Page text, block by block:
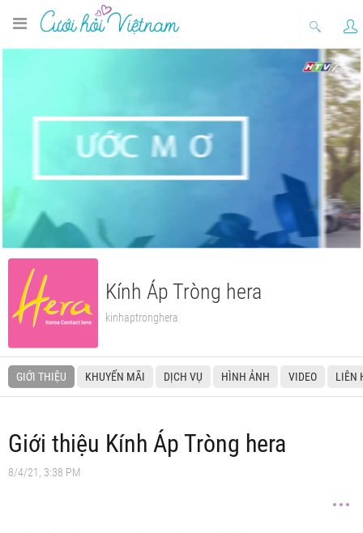
Kính Áp Tròng hera
kinhaptronghera
GIỚI THIỆU KHUYẾN MÃI DỊCH VỤ HÌNH ẢNH VIDEO LIÊN
Giới thiệu Kính Áp Tròng hera
8/4/21, 3:38 PM